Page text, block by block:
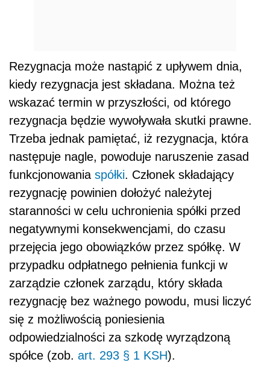
Rezygnacja może nastąpić z upływem dnia,
kiedy rezygnacja jest składana. Można też
wskazać termin w przyszłości, od którego
rezygnacja będzie wywoływała skutki prawne.
Trzeba jednak pamiętać, iż rezygnacja, która
następuje nagle, powoduje naruszenie zasad
funkcjonowania spółki. Członek składający
rezygnację powinien dołożyć należytej
staranności w celu uchronienia spółki przed
negatywnymi konsekwencjami, do czasu
przejęcia jego obowiązków przez spółkę. W
przypadku odpłatnego pełnienia funkcji w
zarządzie członek zarządu, który składa
rezygnację bez ważnego powodu, musi liczyć
się z możliwością poniesienia
odpowiedzialności za szkodę wyrządzoną
spółce (zob. art. 293 § 1 KSH).